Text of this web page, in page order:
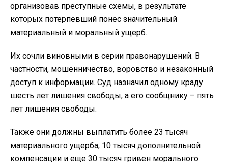
организовав преступные схемы, в результате
которых потерпевший понес значительный
материальный и моральный ущерб.
Их сочли виновными в серии правонарушений. В
частности, мошенничество, воровство и незаконный
доступ к информации. Суд назначил одному краду
шесть лет лишения свободы, а его сообщнику – пять
лет лишения свободы.
Также они должны выплатить более 23 тысяч
материального ущерба, 10 тысяч дополнительной
компенсации и еще 30 тысяч гривен морального